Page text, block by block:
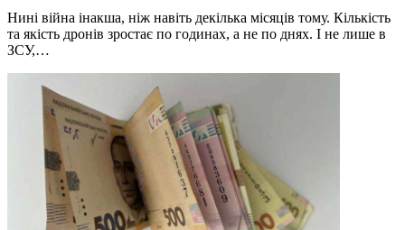
Нині війна інакша, ніж навіть декілька місяців тому. Кількість
та якість дронів зростає по годинах, а не по днях. І не лише в
ЗСУ,…